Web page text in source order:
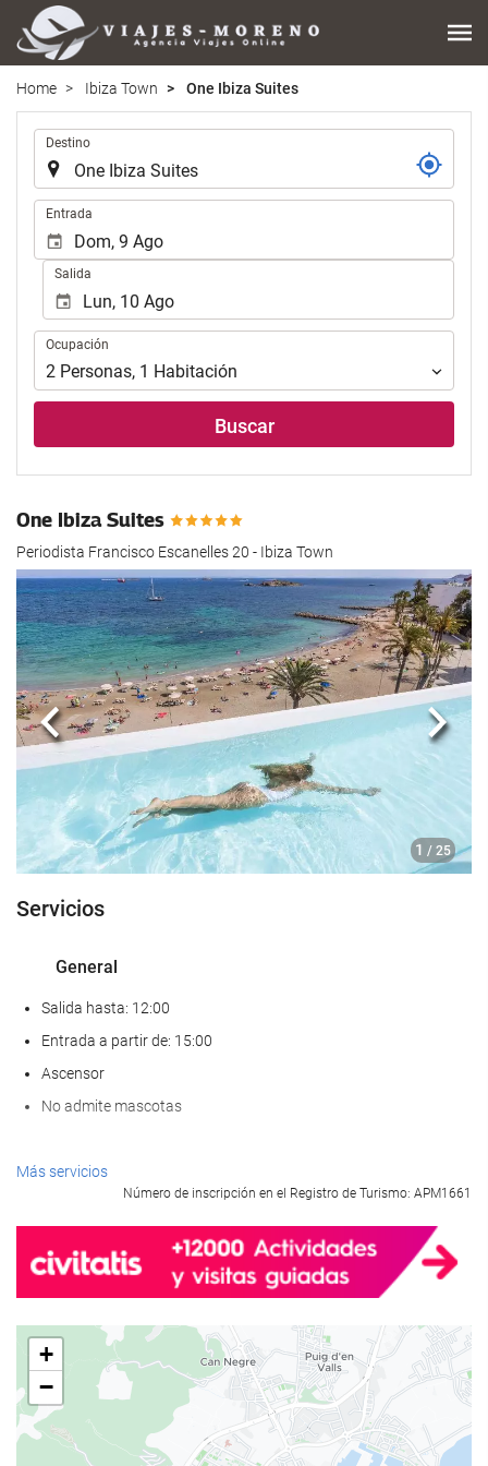
Home Ibiza Town One Ibiza Suites
Destino
Entrada
Salida
Ocupación
Ocupación
2 Personas, 1 Habitación
Buscar
One Ibiza Suites
Periodista Francisco Escanelles 20 - Ibiza Town
1 / 25
Anterior
Servicios
General
Salida hasta: 12:00
Entrada a partir de: 15:00
Ascensor
No admite mascotas
Servicios de recepción
Comida y bebida
Restaurante a la carta
Bar
Bienestar
Más servicios
Número de inscripción en el Registro de Turismo: APM1661
+
−